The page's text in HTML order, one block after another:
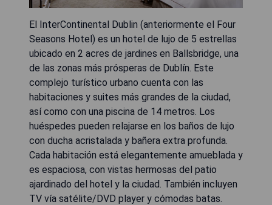
El InterContinental Dublin (anteriormente el Four
Seasons Hotel) es un hotel de lujo de 5 estrellas
ubicado en 2 acres de jardines en Ballsbridge, una
de las zonas más prósperas de Dublín. Este
complejo turístico urbano cuenta con las
habitaciones y suites más grandes de la ciudad,
así como con una piscina de 14 metros. Los
huéspedes pueden relajarse en los baños de lujo
con ducha acristalada y bañera extra profunda.
Cada habitación está elegantemente amueblada y
es espaciosa, con vistas hermosas del patio
ajardinado del hotel y la ciudad. También incluyen
TV vía satélite/DVD player y cómodas batas.